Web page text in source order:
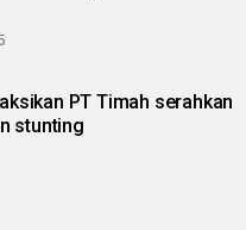
PT Timah serahkan
stunting